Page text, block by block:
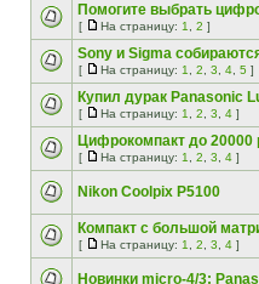
Помогите выбрать
[ На страницу: 1 2 ]
Sony и Sigma
[ На страницу: 1 2 3 4 5 ]
Купил дурак Panasonic
[ На страницу: 1 2 3 4 ]
Цифрокомпакт до
[ На страницу: 1 2 3 4 ]
Nikon Coolpix P5100
Компакт с большой
[ На страницу: 1 2 3 4 ]
Новинки micro-4/3: